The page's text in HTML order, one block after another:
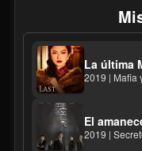
La última
2019 | Mafia
El
2019 |